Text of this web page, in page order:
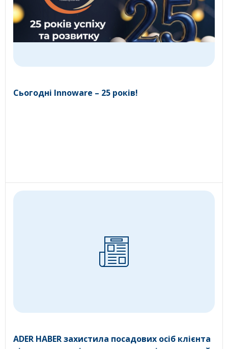
Сьогодні Innoware – 25 років!
ADER HABER захистила посадових осіб клієнта